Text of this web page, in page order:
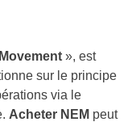
», est
sur le principe
via le
Acheter NEM peut